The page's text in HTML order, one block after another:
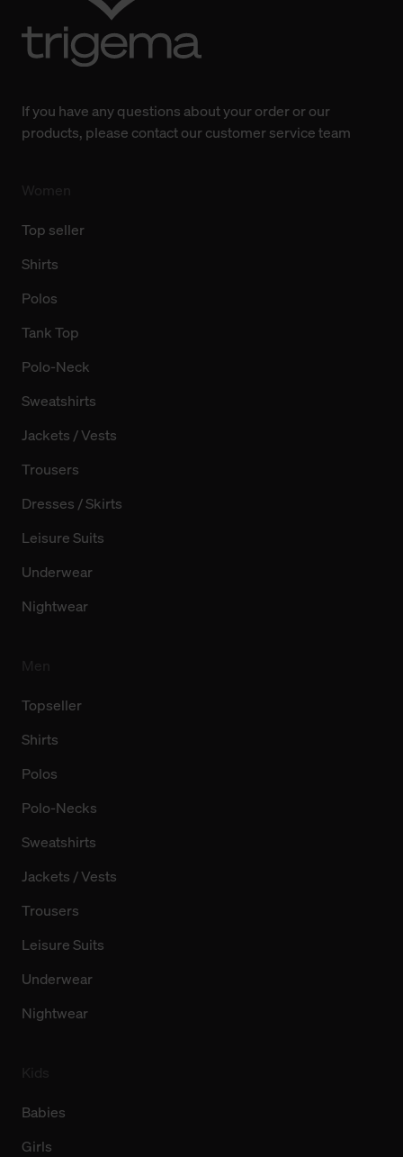
Weitere Informationen über Cookies und Web-
Technologien sowie die Nutzung Ihrer persönlichen Daten
If you have any questions about your order or our
products, please contact our customer service team
Top seller
Shirts
Polos
Tank Top
Polo-Neck
Sweatshirts
Jackets / Vests
Trousers
Dresses / Skirts
Leisure Suits
Underwear
Nightwear
Topseller
Shirts
Polos
Polo-Necks
Sweatshirts
Jackets / Vests
Trousers
Leisure Suits
Underwear
Nightwear
Babies
Girls